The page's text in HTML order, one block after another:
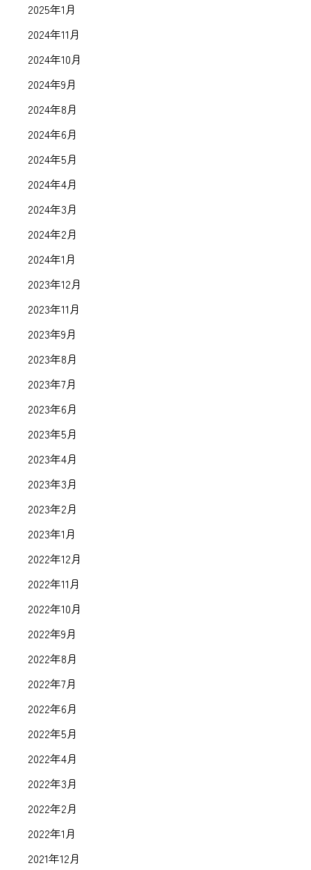
2025年1月
2024年11月
2024年10月
2024年9月
2024年8月
2024年6月
2024年5月
2024年4月
2024年3月
2024年2月
2024年1月
2023年12月
2023年11月
2023年9月
2023年8月
2023年7月
2023年6月
2023年5月
2023年4月
2023年3月
2023年2月
2023年1月
2022年12月
2022年11月
2022年10月
2022年9月
2022年8月
2022年7月
2022年6月
2022年5月
2022年4月
2022年3月
2022年2月
2022年1月
2021年12月